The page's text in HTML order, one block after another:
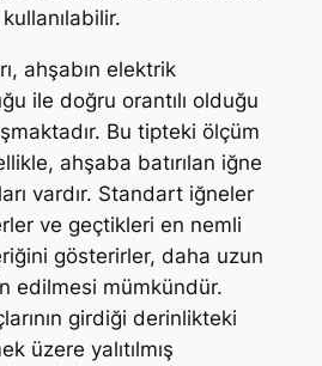
ahşabın elektrik
ile doğru orantılı olduğu
Bu tipteki ölçüm
ahşaba batırılan iğne
vardır. Standart iğneler
ve geçtikleri en nemli
gösterirler, daha uzun
edilmesi mümkündür.
girdiği derinlikteki
üzere yalıtılmış